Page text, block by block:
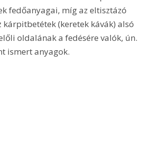
fedőanyagai, míg az eltisztázó
kárpitbetétek (keretek kávák) alsó
oldalának a fedésére valók, ún.
ismert anyagok.